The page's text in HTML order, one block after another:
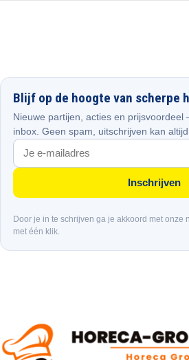
Blijf op de hoogte van scherpe
Nieuwe partijen, acties en
inbox. Geen spam, uitschrijven kan altijd.
Inschrijven
Door je in te schrijven ga je akkoord met onze
met één klik.